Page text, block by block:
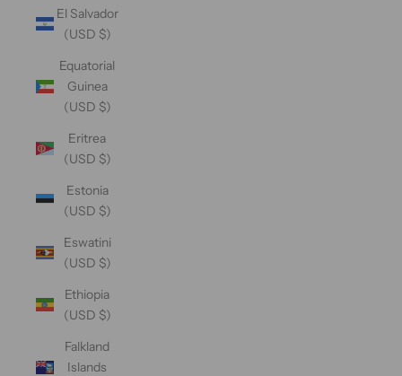
El Salvador
(USD $)
Equatorial
Guinea
(USD $)
Eritrea
(USD $)
Estonia
(USD $)
Eswatini
(USD $)
Ethiopia
(USD $)
Falkland
Islands